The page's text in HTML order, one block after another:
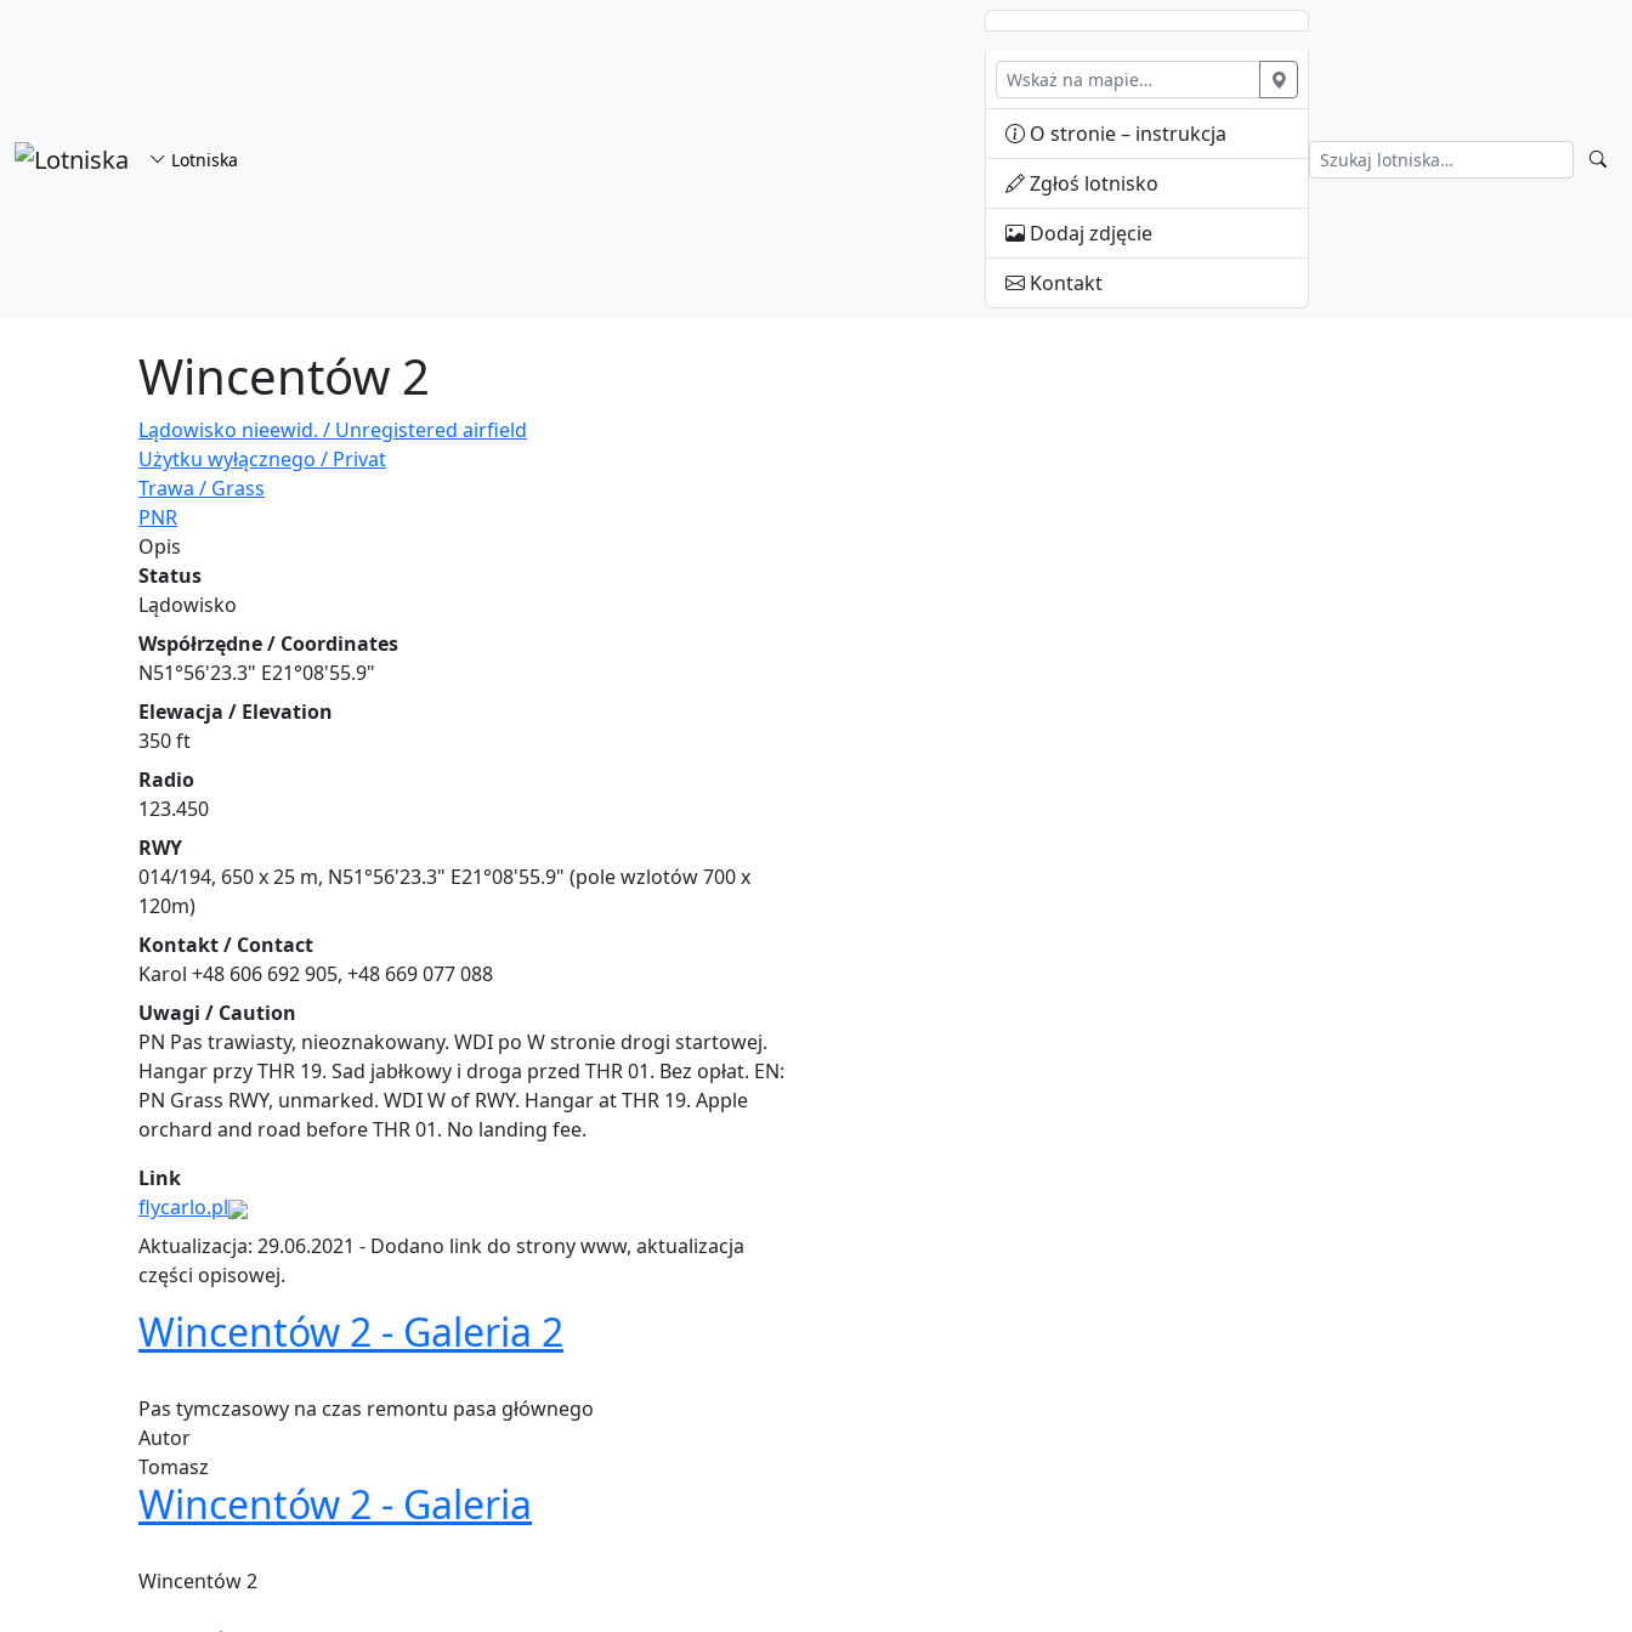
Lotniska
O stronie – instrukcja
Zgłoś lotnisko
Dodaj zdjęcie
Kontakt
Wincentów 2
Lądowisko nieewid. / Unregistered airfield
Użytku wyłącznego / Privat
Trawa / Grass
PNR
Opis
Status
Lądowisko
Współrzędne / Coordinates
N51°56'23.3" E21°08'55.9"
Elewacja / Elevation
350 ft
Radio
123.450
RWY
014/194, 650 x 25 m, N51°56'23.3" E21°08'55.9" (pole wzlotów 700 x
120m)
Kontakt / Contact
Karol +48 606 692 905, +48 669 077 088
Uwagi / Caution
PN Pas trawiasty, nieoznakowany. WDI po W stronie drogi startowej.
Hangar przy THR 19. Sad jabłkowy i droga przed THR 01. Bez opłat. EN:
PN Grass RWY, unmarked. WDI W of RWY. Hangar at THR 19. Apple
orchard and road before THR 01. No landing fee.
Link
flycarlo.pl
Aktualizacja: 29.06.2021 - Dodano link do strony www, aktualizacja
części opisowej.
Wincentów 2 - Galeria 2
Pas tymczasowy na czas remontu pasa głównego
Autor
Tomasz
Wincentów 2 - Galeria
Wincentów 2